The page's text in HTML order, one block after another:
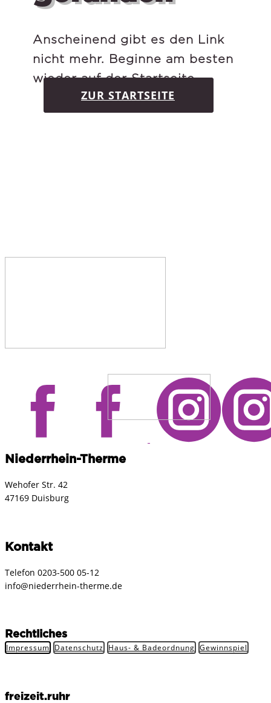
Anscheinend gibt es den Link
nicht mehr. Beginne am besten
wieder auf der Startseite.
ZUR STARTSEITE
Niederrhein-Therme
Wehofer Str. 42
47169 Duisburg
Kontakt
Telefon ​0203-500 05-12
info@niederrhein-therme.de
Rechtliches
Impressum Datenschutz Haus- & Badeordnung Gewinnspiel
freizeit.ruhr